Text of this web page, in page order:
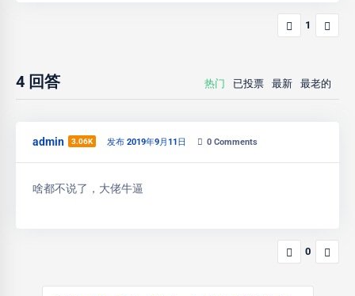
1
4 回答 热门 已投票 最新 最老的
admin 3.06K 发布 2019年9月11日 0 Comments
啥都不说了，大佬牛逼
0